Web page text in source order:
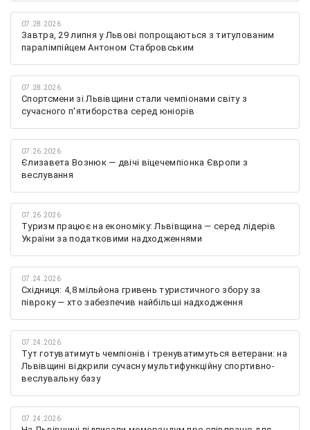
07.28.2026
Завтра, 29 липня у Львові попрощаються з титулованим
паралімпійцем Антоном Стабровським
07.28.2026
Спортсмени зі Львівщини стали чемпіонами світу з
сучасного п'ятиборства серед юніорів
07.26.2026
Єлизавета Вознюк — двічі віцечемпіонка Європи з
веслування
07.26.2026
Туризм працює на економіку: Львівщина — серед лідерів
України за податковими надходженнями
07.24.2026
Східниця: 4,8 мільйона гривень туристичного збору за
півроку — хто забезпечив найбільші надходження
07.24.2026
Тут готуватимуть чемпіонів і тренуватимуться ветерани: на
Львівщині відкрили сучасну мультифункційну спортивно-
веслувальну базу
07.24.2026